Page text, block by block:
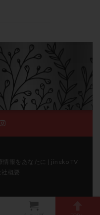
報をあなたに | jineko TV
社概要